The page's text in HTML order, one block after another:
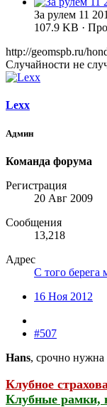
За рулем 11
107.9 KB ·
http://geomspb.ru/
Случайности не
Lexx
Админ
Команда форума
Регистрация
20 Авг 2009
Сообщения
13,218
Адрес
С того берега
16 Ноя 2012
#507
Hans, срочно нужна
Клубное
Клубные рамки,